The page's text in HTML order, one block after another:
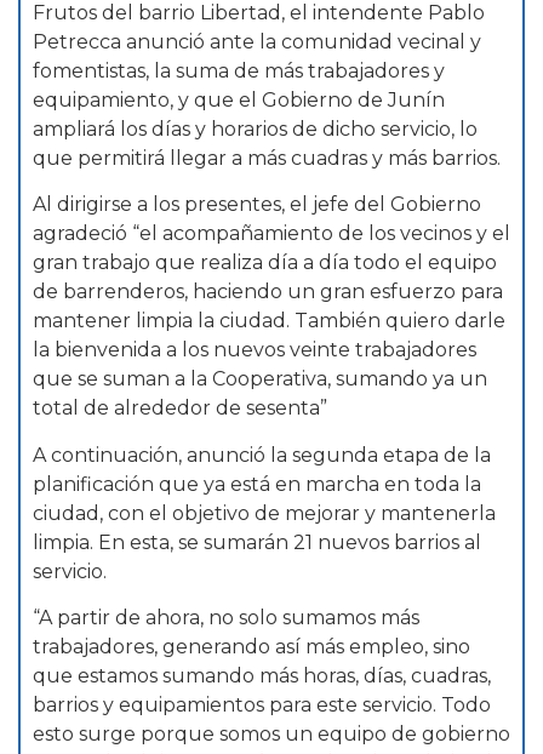
Frutos del barrio Libertad, el intendente Pablo
Petrecca anunció ante la comunidad vecinal y
fomentistas, la suma de más trabajadores y
equipamiento, y que el Gobierno de Junín
ampliará los días y horarios de dicho servicio, lo
que permitirá llegar a más cuadras y más barrios.
Al dirigirse a los presentes, el jefe del Gobierno
agradeció “el acompañamiento de los vecinos y el
gran trabajo que realiza día a día todo el equipo
de barrenderos, haciendo un gran esfuerzo para
mantener limpia la ciudad. También quiero darle
la bienvenida a los nuevos veinte trabajadores
que se suman a la Cooperativa, sumando ya un
total de alrededor de sesenta”
A continuación, anunció la segunda etapa de la
planificación que ya está en marcha en toda la
ciudad, con el objetivo de mejorar y mantenerla
limpia. En esta, se sumarán 21 nuevos barrios al
servicio.
“A partir de ahora, no solo sumamos más
trabajadores, generando así más empleo, sino
que estamos sumando más horas, días, cuadras,
barrios y equipamientos para este servicio. Todo
esto surge porque somos un equipo de gobierno